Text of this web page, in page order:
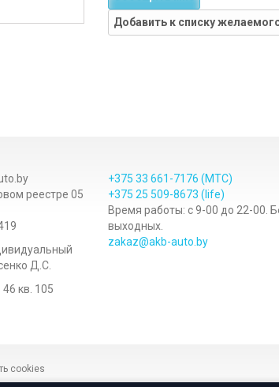
Добавить к списку
реестре 05
Д.С.
кв. 105
+375 33 661-7176 (МТС)
+375 25 509-8673 (life)
Время работы: с 9-00 до 22-00.
выходных.
zakaz@akb-auto.by
cookies